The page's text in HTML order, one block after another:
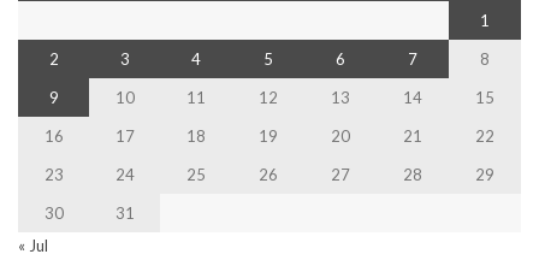
1
2
3 4 5 6 7
8
9
10 11 12 13 14
15
16
17 18 19 20 21
22
23
24 25 26 27 28
29
30
31
« Jul